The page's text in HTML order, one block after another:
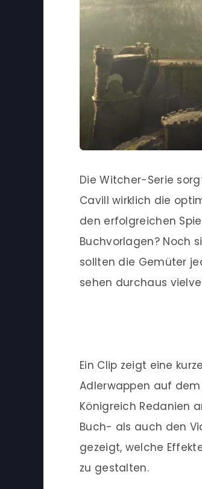
Die Witcher-Serie
Cavill wirklich die
den erfolgreichen
Buchvorlagen? Noch
sollten die Gemüter
sehen durchaus
Ein Clip zeigt eine
Adlerwappen auf
Königreich Redanien
Buch- als auch den
gezeigt, welche
zu gestalten.